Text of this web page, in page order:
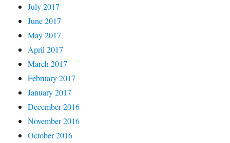
July 2017
June 2017
May 2017
April 2017
March 2017
February 2017
January 2017
December 2016
November 2016
October 2016